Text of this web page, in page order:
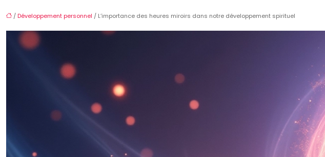
/ Développement personnel / L’importance des heures miroirs dans notre développement spirituel